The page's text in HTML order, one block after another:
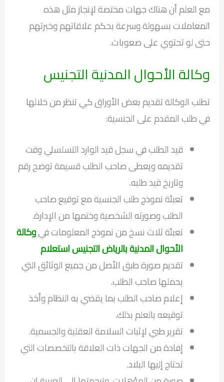
مع العلم أن هناك جهات مختصة لإنجاز مثل هذه
المعاملات بسهولة وسرعة بحكم علاقاتهم وخبرتهم
حتى لو تحتوي على صعوبات.
وكالة الأحوال المدنية التجنيس
تطلب الوكالة تقديم بعض الأوراق كي تنظر من خلالها
في طلب المقدم على الجنسية:
قيد الطلب في سجل قيد الوارد التسلسلي وقت
تقديمه ويعطى صاحب الطلب قسيمة توضح رقم
وتاريخ قيد طلبه.
تعبئة نموذج طلب الجنسية مع توقيع صاحب
الطلب وصورته الشخصية وختمها من الإدارة.
تعبئة ثلاث نسخ من نموذج المعلومات فيوكالة
الأحوال المدنية بالرياض التجنيس استعلام
تقديم صورة طبق الأصل من جميع الوثائق التي
يحملها صاحب الطلب.
إعلام صاحب الطلب بما يقضي به النظام وأخذ
توقيعه بالعلم بذلك.
تقرير طبي لإثبات السلامة العقلية والجسمية.
إفادة من الجهات ذات العلاقة بالتخصصات التي
تحتاج إليها البلاد.